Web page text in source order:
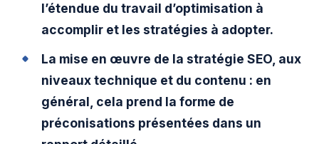
l’étendue du travail d’optimisation à
accomplir et les stratégies à adopter.
La mise en œuvre de la stratégie SEO, aux
niveaux technique et du contenu : en
général, cela prend la forme de
préconisations présentées dans un